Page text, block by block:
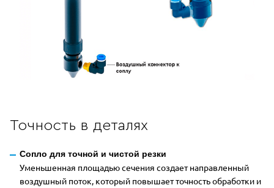
Точность в деталях
Сопло для точной и чистой резки
Уменьшенная площадью сечения создает направленный
воздушный поток, который повышает точность обработки и